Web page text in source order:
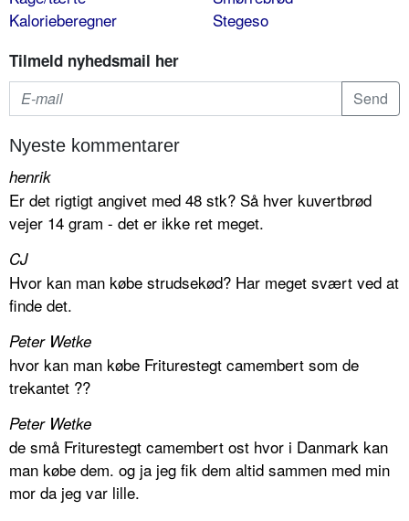
Kalorieberegner
Stegeso
Tilmeld nyhedsmail her
Nyeste kommentarer
henrik
Er det rigtigt angivet med 48 stk? Så hver kuvertbrød
vejer 14 gram - det er ikke ret meget.
CJ
Hvor kan man købe strudsekød? Har meget svært ved at
finde det.
Peter Wetke
hvor kan man købe Friturestegt camembert som de
trekantet ??
Peter Wetke
de små Friturestegt camembert ost hvor i Danmark kan
man købe dem. og ja jeg fik dem altid sammen med min
mor da jeg var lille.